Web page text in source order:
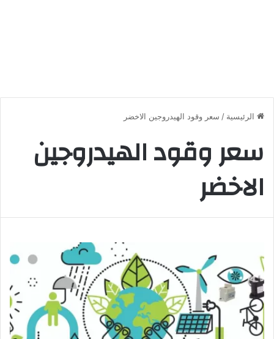
الرئيسية / سعر وقود الهيدروجين الاخضر
سعر وقود الهيدروجين
الاخضر